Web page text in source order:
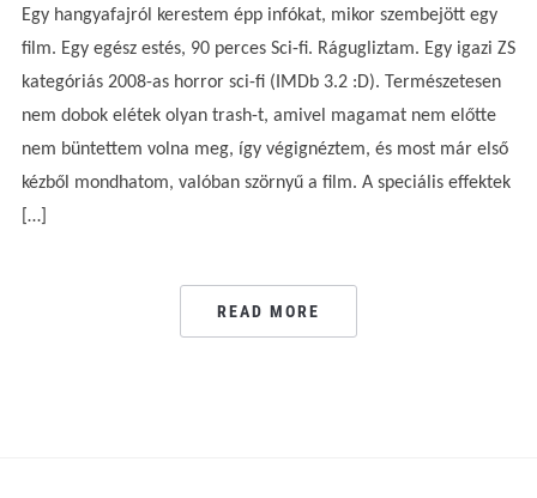
Egy hangyafajról kerestem épp infókat, mikor szembejött egy
film. Egy egész estés, 90 perces Sci-fi. Rágugliztam. Egy igazi ZS
kategóriás 2008-as horror sci-fi (IMDb 3.2 :D). Természetesen
nem dobok elétek olyan trash-t, amivel magamat nem előtte
nem büntettem volna meg, így végignéztem, és most már első
kézből mondhatom, valóban szörnyű a film. A speciális effektek
[…]
READ MORE